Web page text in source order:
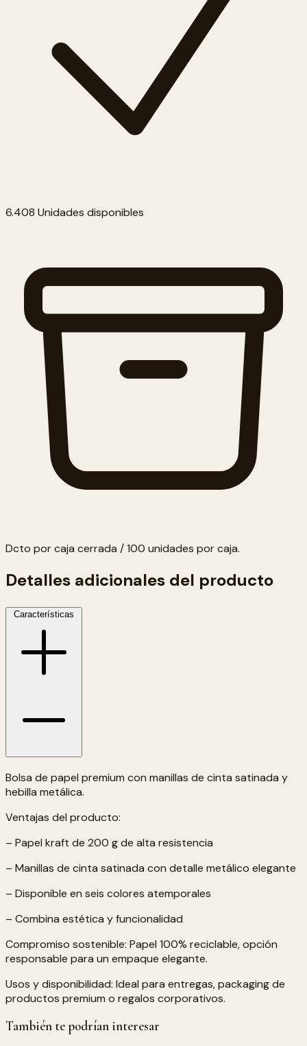
6.408 Unidades disponibles
Dcto por caja cerrada / 100 unidades por caja.
Detalles adicionales del producto
Características
Bolsa de papel premium con manillas de cinta satinada y
hebilla metálica.
Ventajas del producto:
– Papel kraft de 200 g de alta resistencia
– Manillas de cinta satinada con detalle metálico elegante
– Disponible en seis colores atemporales
– Combina estética y funcionalidad
Compromiso sostenible: Papel 100% reciclable, opción
responsable para un empaque elegante.
Usos y disponibilidad: Ideal para entregas, packaging de
productos premium o regalos corporativos.
También te podrían interesar